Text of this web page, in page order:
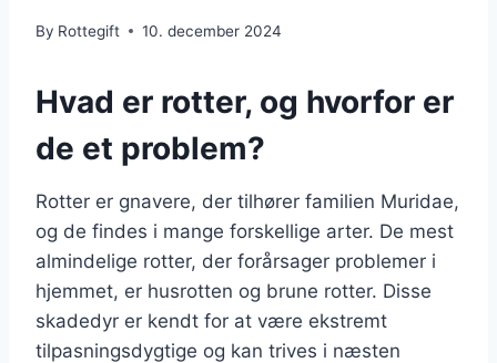
By Rottegift 10. december 2024
Hvad er rotter, og hvorfor er
de et problem?
Rotter er gnavere, der tilhører familien Muridae,
og de findes i mange forskellige arter. De mest
almindelige rotter, der forårsager problemer i
hjemmet, er husrotten og brune rotter. Disse
skadedyr er kendt for at være ekstremt
tilpasningsdygtige og kan trives i næsten